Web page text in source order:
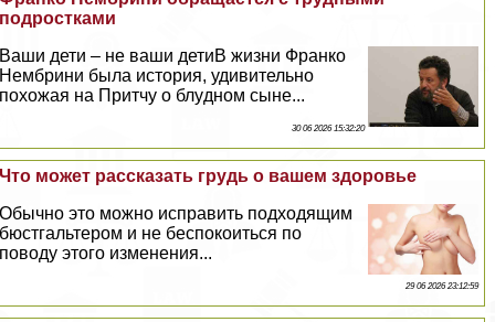
подростками
Ваши дети – не ваши детиВ жизни Франко
Нембрини была история, удивительно
похожая на Притчу о блyдном сыне...
30 06 2026 15:32:20
Что может рассказать гpyдь о вашем здоровье
Обычно это можно исправить подходящим
бюcтгальтером и не беспокоиться по
поводу этого изменения...
29 06 2026 23:12:59